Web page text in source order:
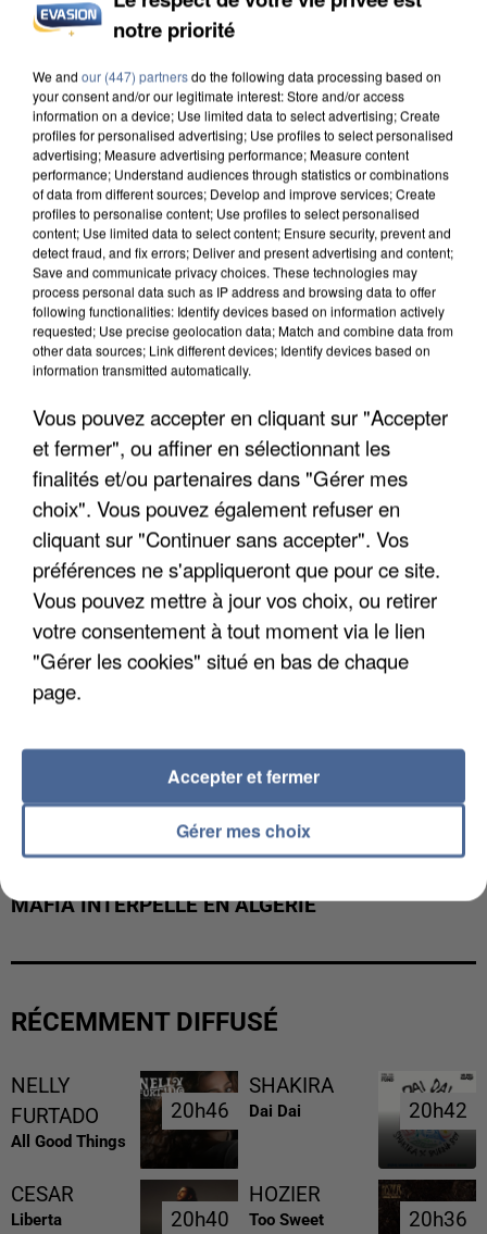
INCENDIES : L’ÎLE-DE-FRANCE LANCE UN ÉLAN
DE SOLIDARITÉ AVEC LES...
APRÈS TOUTES CES CANICULES, LES REFUGES
DE FAUNE SAUVAGE SONT...
MAFIA INTERPELLÉ EN ALGÉRIE
RÉCEMMENT DIFFUSÉ
NELLY
FURTADO
All Good Things
20h46
20h46
SHAKIRA
Dai Dai 20h42
20h42
CESAR
Liberta 20h40
20h40
HOZIER
Too Sweet 20h36
20h36
notre priorité
We and our (447) partnersdo the following data processing based on
your consent and/or our legitimate interest: Store and/or access
information on a device; Use limited data to select advertising; Create
profiles for personalised advertising; Use profiles to select personalised
advertising; Measure advertising performance; Measure content
performance; Understand audiences through statistics or combinations
of data from different sources; Develop and improve services; Create
profiles to personalise content; Use profiles to select personalised
content; Use limited data to select content; Ensure security, prevent and
detect fraud, and fix errors; Deliver and present advertising and content;
Save and communicate privacy choices. These technologies may
process personal data such as IP address and browsing data to offer
following functionalities: Identify devices based on information actively
requested; Use precise geolocation data; Match and combine data from
other data sources; Link different devices; Identify devices based on
information transmitted automatically.
Vous pouvez accepter en cliquant sur "Accepter
et fermer", ou affiner en sélectionnant les
finalités et/ou partenaires dans "Gérer mes
choix". Vous pouvez également refuser en
cliquant sur "Continuer sans accepter". Vos
préférences ne s'appliqueront que pour ce site.
Vous pouvez mettre à jour vos choix, ou retirer
votre consentement à tout moment via le lien
"Gérer les cookies" situé en bas de chaque
page.
Gérer mes choix
Accepter et fermer